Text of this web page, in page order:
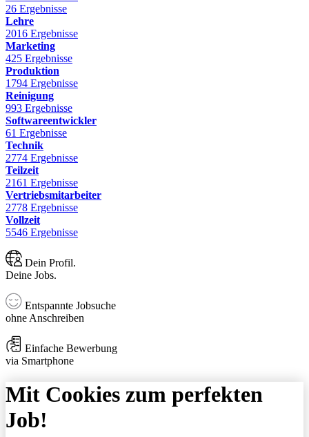
26 Ergebnisse
Lehre
2016 Ergebnisse
Marketing
425 Ergebnisse
Produktion
1794 Ergebnisse
Reinigung
993 Ergebnisse
Softwareentwickler
61 Ergebnisse
Technik
2774 Ergebnisse
Teilzeit
2161 Ergebnisse
Vertriebsmitarbeiter
2778 Ergebnisse
Vollzeit
5546 Ergebnisse
Dein Profil.
Deine Jobs.
Entspannte Jobsuche
ohne Anschreiben
Einfache Bewerbung
via Smartphone
Mit Cookies zum perfekten
Job!